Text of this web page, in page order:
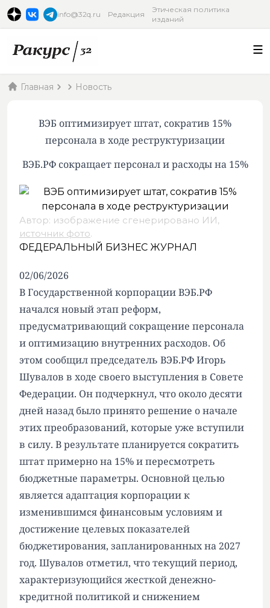
info@32q.ru Редакция
Этическая политика
изданий
Главная Новость
ВЭБ оптимизирует штат, сократив 15%
персонала в ходе реструктуризации
ВЭБ.РФ сокращает персонал и расходы на 15%
Автор: изображение сгенерировано ИИ,
источник фото.
ФЕДЕРАЛЬНЫЙ БИЗНЕС ЖУРНАЛ
02/06/2026
В Государственной корпорации ВЭБ.РФ
начался новый этап реформ,
предусматривающий сокращение персонала
и оптимизацию внутренних расходов. Об
этом сообщил председатель ВЭБ.РФ Игорь
Шувалов в ходе своего выступления в Совете
Федерации. Он подчеркнул, что около десяти
дней назад было принято решение о начале
этих преобразований, которые уже вступили
в силу. В результате планируется сократить
штат примерно на 15% и пересмотреть
бюджетные параметры. Основной целью
является адаптация корпорации к
изменившимся финансовым условиям и
достижение целевых показателей
бюджетирования, запланированных на 2027
год. Шувалов отметил, что текущий период,
характеризующийся жесткой денежно-
кредитной политикой и снижением